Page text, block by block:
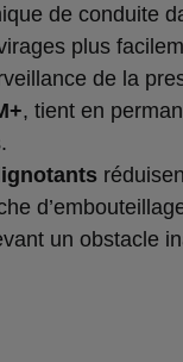
de conduite
plus
de la
, tient en
un obstacle